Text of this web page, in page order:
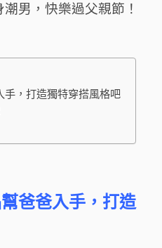
男，快樂過父親節！
手，打造獨特穿搭風格吧
爸爸入手，打造